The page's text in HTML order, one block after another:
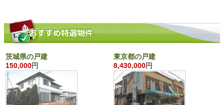
茨城県の戸建
150,000円
東京都の戸建
8,430,000円